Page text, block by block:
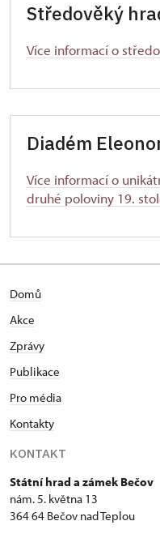
Středověký
Více informací o
Diadém
Více informací o
druhé poloviny 19.
Domů
Akce
Zprávy
Publikace
Pro média
Kontakty
KONTAKT
Státní hrad a zámek Bečov
nám. 5. května 13
364 64 Bečov nad Teplou